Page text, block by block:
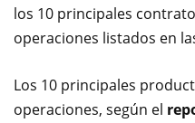
los 10 principales
operaciones listados en
Los 10 principales
operaciones, según el